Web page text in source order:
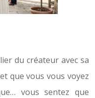
du créateur avec sa
que vous vous voyez
vous sentez que